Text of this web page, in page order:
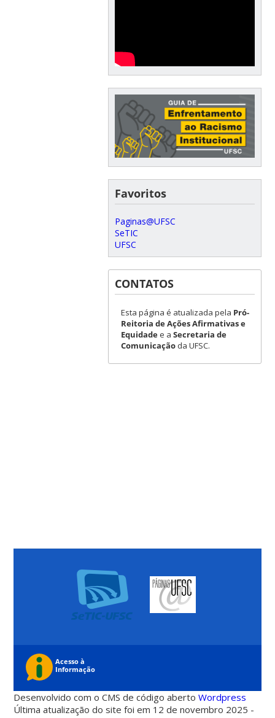
Favoritos
Paginas@UFSC
SeTIC
UFSC
CONTATOS
Esta página é atualizada pela Pró-
Reitoria de Ações Afirmativas e
Equidadee a Secretaria de
Comunicaçãoda UFSC.
Desenvolvido com o CMS de código abertoWordpress
Última atualização do site foi em 12 de novembro 2025 -